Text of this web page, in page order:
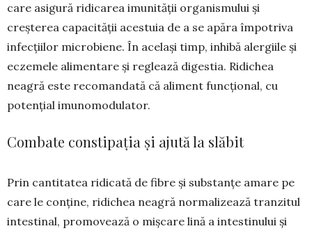
care asigură ridicarea imunității organismului şi
creșterea capacității acestuia de a se apăra împotriva
infecţiilor microbiene. În ace­laşi timp, inhibă alergiile şi
eczemele alimen­tare și reglează digestia. Ridichea
neagră este recomandată că aliment funcțional, cu
potențial imunomodulator.
Combate constipația și ajută la slăbit
Prin cantitatea ridicată de fibre și substanțe amare pe
care le conține, ridichea neagră norma­lizează tranzitul
intestinal, promovează o miș­care lină a intestinului și